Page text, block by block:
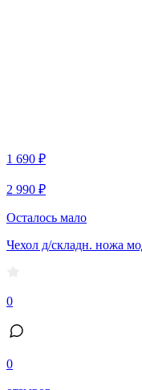
1 690 ₽
2 990 ₽
Осталось мало
Чехол д/складн. ножа
0
0